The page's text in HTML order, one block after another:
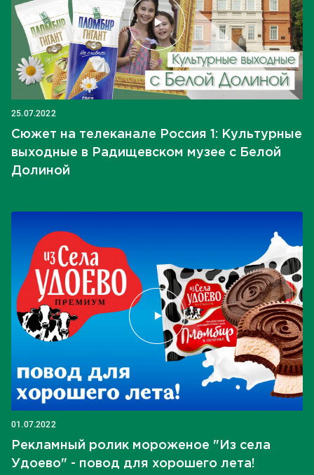
25.07.2022
Сюжет на телеканале Россия 1: Культурные
выходные в Радищевском музее с Белой
Долиной
01.07.2022
Рекламный ролик мороженое "Из села
Удоево" - повод для хорошего лета!